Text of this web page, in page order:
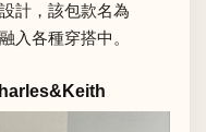
計，該包款名為
入各種穿搭中。